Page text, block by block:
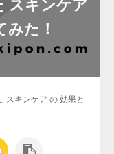
スキンケア
みた！
スキンケア の 効果と